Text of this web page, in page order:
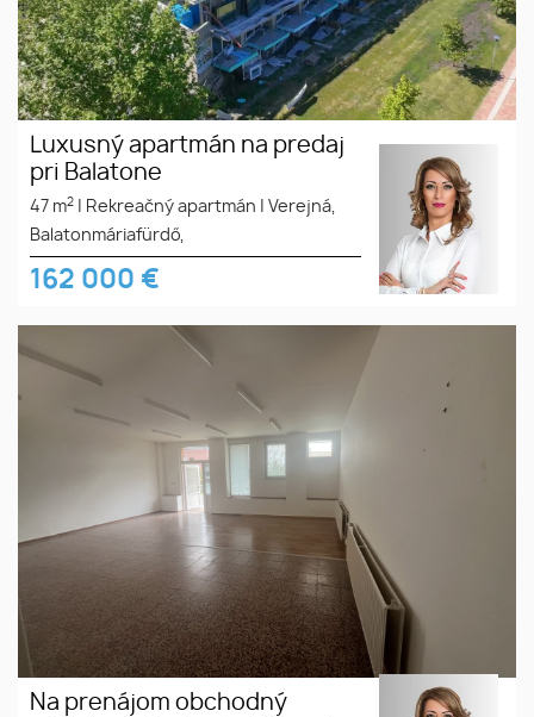
Luxusný apartmán na predaj
pri Balatone
47 m2 Rekreačný apartmán
Verejná,
Balatonmáriafürdő,
162 000 €
Na prenájom obchodný